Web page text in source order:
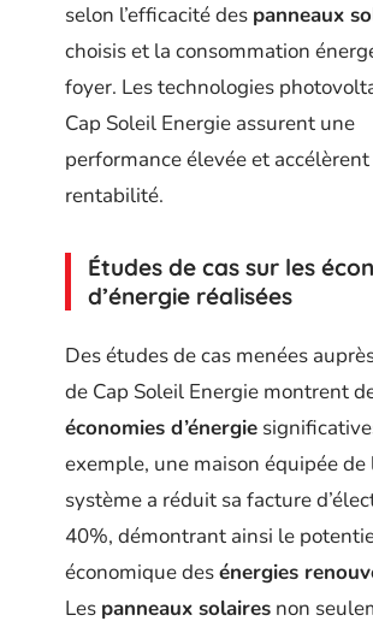
selon l’efficacité des panneaux
choisis et la consommation
foyer. Les technologies
Cap Soleil Energie assurent une
performance élevée et
rentabilité.
Études de cas sur les
d’énergie réalisées
Des études de cas menées
de Cap Soleil Energie montrent
économies d’énergie
exemple, une maison équipée de
système a réduit sa facture
40%, démontrant ainsi le
économique desénergies
Les panneaux solaires non